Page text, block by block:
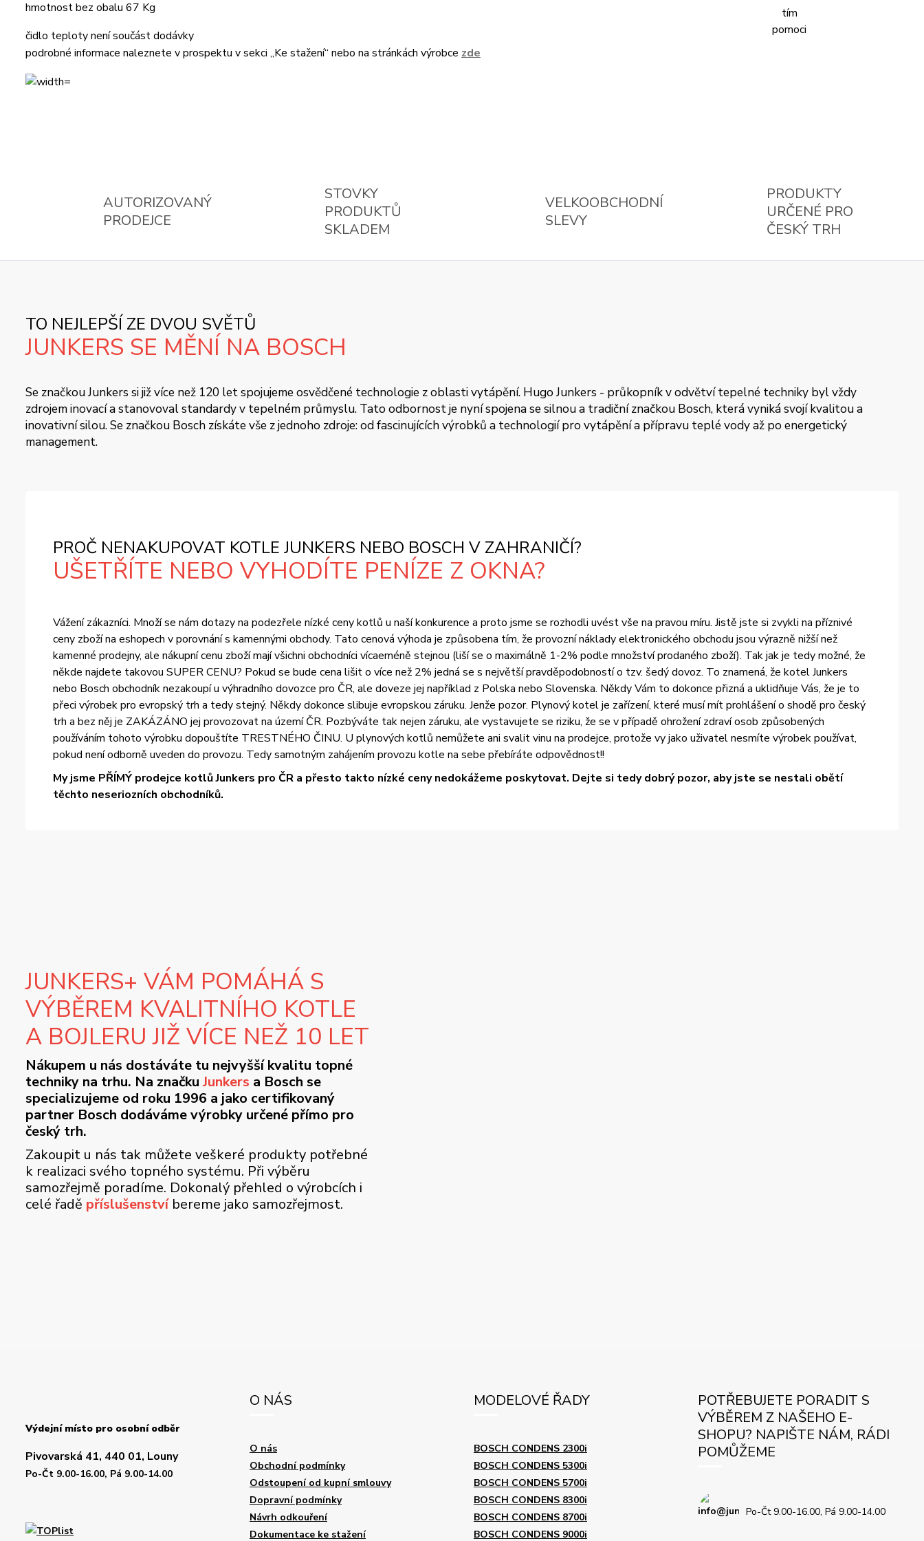
hmotnost bez obalu 67 Kg
čidlo teploty není součást dodávky
podrobné informace naleznete v prospektu v sekci „Ke stažení“ nebo na stránkách výrobce zde
AUTORIZOVANÝ
PRODEJCE
STOVKY
PRODUKTŮ
SKLADEM
VELKOOBCHODNÍ
SLEVY
PRODUKTY
URČENÉ PRO
ČESKÝ TRH
TO NEJLEPŠÍ ZE DVOU SVĚTŮ
JUNKERS SE MĚNÍ NA BOSCH
Se značkou Junkers si již více než 120 let spojujeme osvědčené technologie z oblasti vytápění. Hugo Junkers - průkopník v odvětví tepelné techniky byl vždy
zdrojem inovací a stanovoval standardy v tepelném průmyslu. Tato odbornost je nyní spojena se silnou a tradiční značkou Bosch, která vyniká svojí kvalitou a
inovativní silou. Se značkou Bosch získáte vše z jednoho zdroje: od fascinujících výrobků a technologií pro vytápění a přípravu teplé vody až po energetický
management.
PROČ NENAKUPOVAT KOTLE JUNKERS NEBO BOSCH V ZAHRANIČÍ?
UŠETŘÍTE NEBO VYHODÍTE PENÍZE Z OKNA?
Vážení zákazníci. Množí se nám dotazy na podezřele nízké ceny kotlů u naší konkurence a proto jsme se rozhodli uvést vše na pravou míru. Jistě jste si zvykli na příznivé
ceny zboží na eshopech v porovnání s kamennými obchody. Tato cenová výhoda je způsobena tím, že provozní náklady elektronického obchodu jsou výrazně nižší než
kamenné prodejny, ale nákupní cenu zboží mají všichni obchodníci vícaeméně stejnou (liší se o maximálně 1-2% podle množství prodaného zboží). Tak jak je tedy možné, že
někde najdete takovou SUPER CENU? Pokud se bude cena lišit o více než 2% jedná se s největší pravděpodobností o tzv. šedý dovoz. To znamená, že kotel Junkers
nebo Bosch obchodník nezakoupí u výhradního dovozce pro ČR, ale doveze jej například z Polska nebo Slovenska. Někdy Vám to dokonce přizná a uklidňuje Vás, že je to
přeci výrobek pro evropský trh a tedy stejný. Někdy dokonce slibuje evropskou záruku. Jenže pozor. Plynový kotel je zařízení, které musí mít prohlášení o shodě pro český
trh a bez něj je ZAKÁZÁNO jej provozovat na území ČR. Pozbýváte tak nejen záruku, ale vystavujete se riziku, že se v případě ohrožení zdraví osob způsobených
používáním tohoto výrobku dopouštíte TRESTNÉHO ČINU. U plynových kotlů nemůžete ani svalit vinu na prodejce, protože vy jako uživatel nesmíte výrobek používat,
pokud není odborně uveden do provozu. Tedy samotným zahájením provozu kotle na sebe přebíráte odpovědnost!!
My jsme PŘÍMÝ prodejce kotlů Junkers pro ČR a přesto takto nízké ceny nedokážeme poskytovat. Dejte si tedy dobrý pozor, aby jste se nestali obětí
těchto neseriozních obchodníků.
JUNKERS+ VÁM POMÁHÁ S
VÝBĚREM KVALITNÍHO KOTLE
A BOJLERU JIŽ VÍCE NEŽ 10 LET
Nákupem u nás dostáváte tu nejvyšší kvalitu topné
techniky na trhu. Na značkuJunkers a Bosch se
specializujeme od roku 1996 a jako certifikovaný
partner Bosch dodáváme výrobky určené přímo pro
český trh.
Zakoupit u nás tak můžete veškeré produkty potřebné
k realizaci svého topného systému. Při výběru
samozřejmě poradíme. Dokonalý přehled o výrobcích i
celé řadě příslušenstvíbereme jako samozřejmost.
Výdejní místo pro osobní odběr
Pivovarská 41, 440 01, Louny
Po-Čt 9.00-16.00, Pá 9.00-14.00
O NÁS
O nás
Obchodní podmínky
Odstoupení od kupní smlouvy
Dopravní podmínky
Návrh odkouření
Dokumentace ke stažení
MODELOVÉ ŘADY
BOSCH CONDENS 2300i
BOSCH CONDENS 5300i
BOSCH CONDENS 5700i
BOSCH CONDENS 8300i
BOSCH CONDENS 8700i
BOSCH CONDENS 9000i
POTŘEBUJETE PORADIT S
VÝBĚREM Z NAŠEHO E-
SHOPU? NAPIŠTE NÁM, RÁDI
POMŮŽEME
Po-Čt 9.00-16.00, Pá 9.00-14.00